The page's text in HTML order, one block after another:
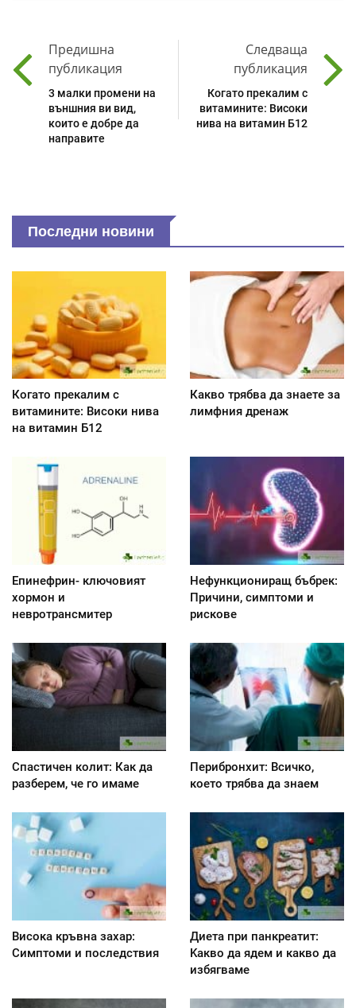
Предишна
публикация
3 малки промени на
външния ви вид,
които е добре да
направите
Следваща
публикация
Когато прекалим с
витамините: Високи
нива на витамин Б12
Последни новини
Когато прекалим с
витамините: Високи нива
на витамин Б12
Какво трябва да знаете за
лимфния дренаж
Епинефрин- ключовият
хормон и
невротрансмитер
Нефункциониращ бъбрек:
Причини, симптоми и
рискове
Спастичен колит: Как да
разберем, че го имаме
Перибронхит: Всичко,
което трябва да знаем
Висока кръвна захар:
Симптоми и последствия
Диета при панкреатит:
Kакво да ядем и какво да
избягваме